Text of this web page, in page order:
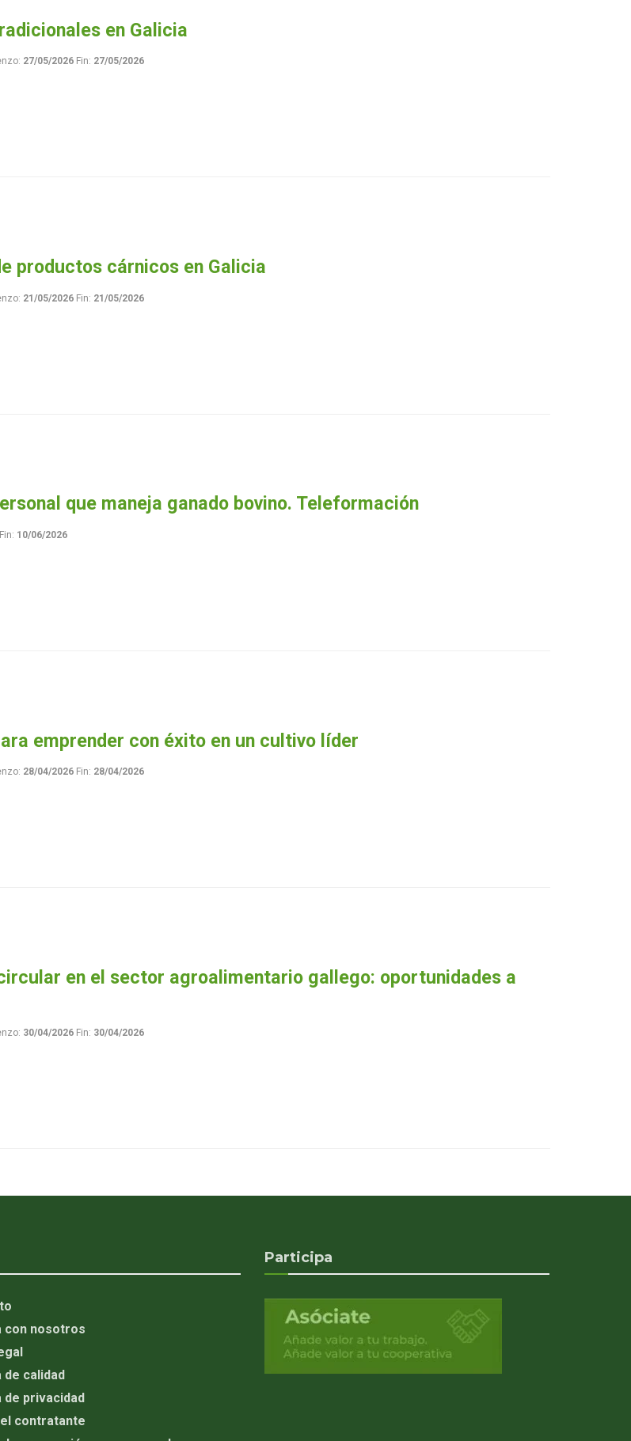
en Galicia
27/05/2026 Fin: 27/05/2026
productos cárnicos en Galicia
21/05/2026 Fin: 21/05/2026
que maneja ganado bovino. Teleformación
Fin: 10/06/2026
emprender con éxito en un cultivo líder
28/04/2026 Fin: 28/04/2026
en el sector agroalimentario gallego: oportunidades a
30/04/2026 Fin: 30/04/2026
con nosotros
de calidad
de privacidad
contratante
Participa